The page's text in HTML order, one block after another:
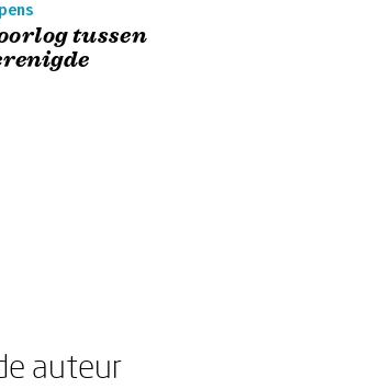
tussen
auteur